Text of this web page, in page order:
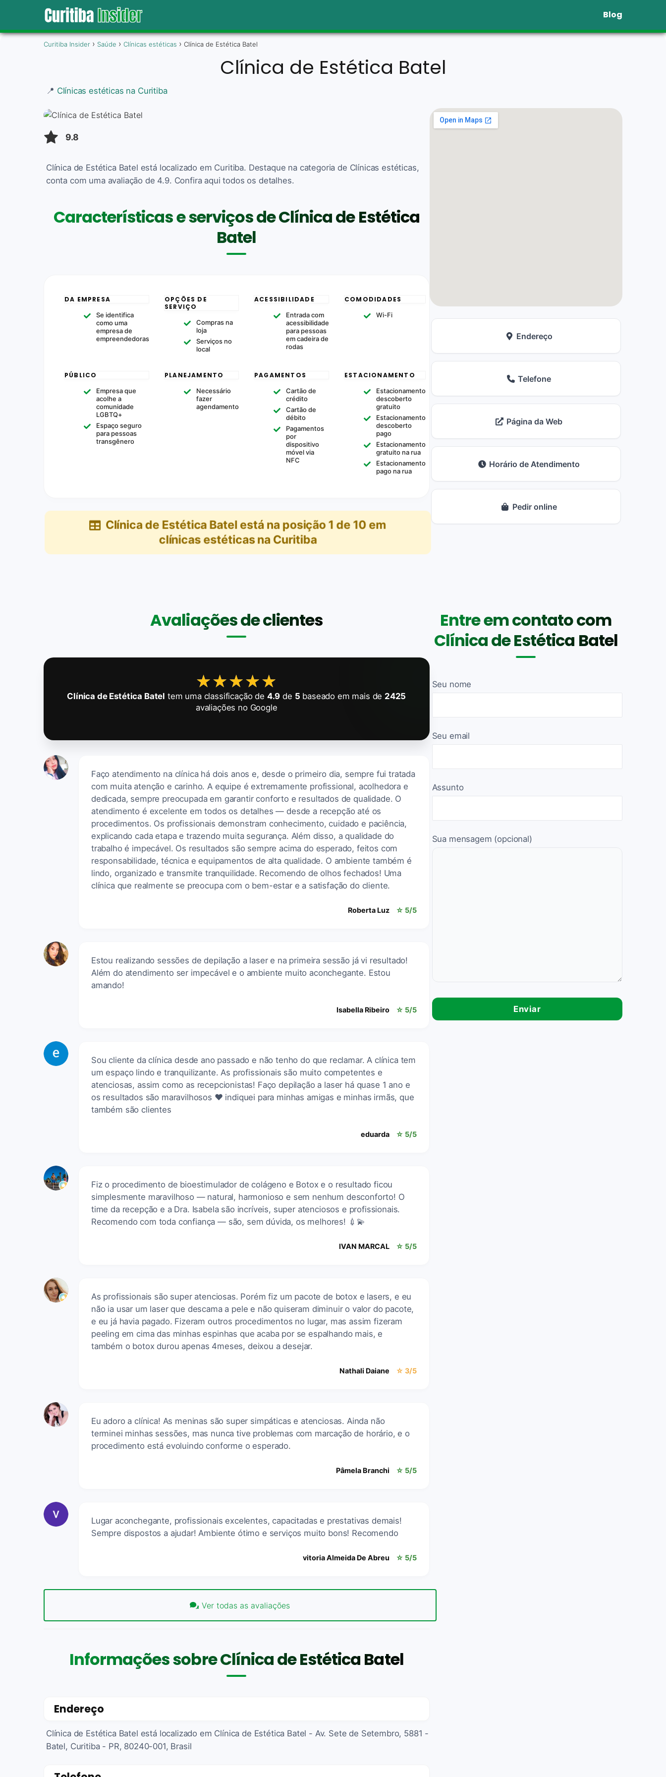
Blog
Curitiba Insider Saúde Clínicas estéticas Clínica de Estética Batel
Clínica de Estética Batel
📍 Clínicas estéticas na Curitiba
9.8
Clínica de Estética Batel está localizado em Curitiba. Destaque na categoria de Clínicas estéticas,
conta com uma avaliação de 4.9. Confira aqui todos os detalhes.
Características e serviços de Clínica de Estética
Batel
DA EMPRESA
Se identifica
como uma
empresa de
empreendedoras
OPÇÕES DE
SERVIÇO
Compras na
loja
Serviços no
local
ACESSIBILIDADE
Entrada com
acessibilidade
para pessoas
em cadeira de
rodas
COMODIDADES
Wi-Fi
PÚBLICO
Empresa que
acolhe a
comunidade
LGBTQ+
Espaço seguro
para pessoas
transgênero
PLANEJAMENTO
Necessário
fazer
agendamento
PAGAMENTOS
Cartão de
crédito
Cartão de
débito
Pagamentos
por
dispositivo
móvel via
NFC
ESTACIONAMENTO
Estacionamento
descoberto
gratuito
Estacionamento
descoberto
pago
Estacionamento
gratuito na rua
Estacionamento
pago na rua
Clínica de Estética Batel está na posição1 de 10 em
clínicas estéticas na Curitiba
Endereço
Telefone
Página da Web
Horário de Atendimento
Pedir online
Avaliações de clientes
★★★★★
★★★★★
Clínica de Estética Batel tem uma classificação de 4.9 de 5 baseado em mais de 2425
avaliações no Google
Faço atendimento na clínica há dois anos e, desde o primeiro dia, sempre fui tratada
com muita atenção e carinho. A equipe é extremamente profissional, acolhedora e
dedicada, sempre preocupada em garantir conforto e resultados de qualidade. O
atendimento é excelente em todos os detalhes — desde a recepção até os
procedimentos. Os profissionais demonstram conhecimento, cuidado e paciência,
explicando cada etapa e trazendo muita segurança. Além disso, a qualidade do
trabalho é impecável. Os resultados são sempre acima do esperado, feitos com
responsabilidade, técnica e equipamentos de alta qualidade. O ambiente também é
lindo, organizado e transmite tranquilidade. Recomendo de olhos fechados! Uma
clínica que realmente se preocupa com o bem-estar e a satisfação do cliente.
Roberta Luz ☆ 5/5
Estou realizando sessões de depilação a laser e na primeira sessão já vi resultado!
Além do atendimento ser impecável e o ambiente muito aconchegante. Estou
amando!
Isabella Ribeiro ☆ 5/5
Sou cliente da clínica desde ano passado e não tenho do que reclamar. A clínica tem
um espaço lindo e tranquilizante. As profissionais são muito competentes e
atenciosas, assim como as recepcionistas! Faço depilação a laser há quase 1 ano e
os resultados são maravilhosos ❤️ indiquei para minhas amigas e minhas irmãs, que
também são clientes
eduarda ☆ 5/5
Fiz o procedimento de bioestimulador de colágeno e Botox e o resultado ficou
simplesmente maravilhoso — natural, harmonioso e sem nenhum desconforto! O
time da recepção e a Dra. Isabela são incríveis, super atenciosos e profissionais.
Recomendo com toda confiança — são, sem dúvida, os melhores! 💉💫
IVAN MARCAL ☆ 5/5
As profissionais são super atenciosas. Porém fiz um pacote de botox e lasers, e eu
não ia usar um laser que descama a pele e não quiseram diminuir o valor do pacote,
e eu já havia pagado. Fizeram outros procedimentos no lugar, mas assim fizeram
peeling em cima das minhas espinhas que acaba por se espalhando mais, e
também o botox durou apenas 4meses, deixou a desejar.
Nathali Daiane ☆ 3/5
Eu adoro a clínica! As meninas são super simpáticas e atenciosas. Ainda não
terminei minhas sessões, mas nunca tive problemas com marcação de horário, e o
procedimento está evoluindo conforme o esperado.
Pâmela Branchi ☆ 5/5
Lugar aconchegante, profissionais excelentes, capacitadas e prestativas demais!
Sempre dispostos a ajudar! Ambiente ótimo e serviços muito bons! Recomendo
vitoria Almeida De Abreu ☆ 5/5
Ver todas as avaliações
Informações sobre Clínica de Estética Batel
Endereço
Clínica de Estética Batel está localizado em Clínica de Estética Batel - Av. Sete de Setembro, 5881 -
Batel, Curitiba - PR, 80240-001, Brasil
Entre em contato com
Clínica de Estética Batel
Seu nome
Seu email
Assunto
Sua mensagem (opcional)